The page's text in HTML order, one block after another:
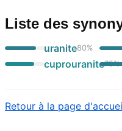
Liste des
uranite80%
cuprouranite75%
Retour à la page